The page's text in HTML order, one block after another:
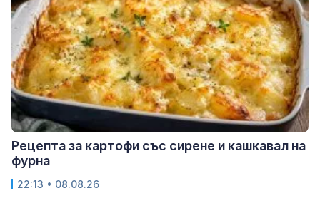
Рецепта за картофи със сирене и кашкавал на
фурна
22:13 • 08.08.26